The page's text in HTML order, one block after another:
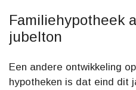
Familiehypotheek
jubelton
Een andere ontwikkeling
hypotheken is dat eind dit